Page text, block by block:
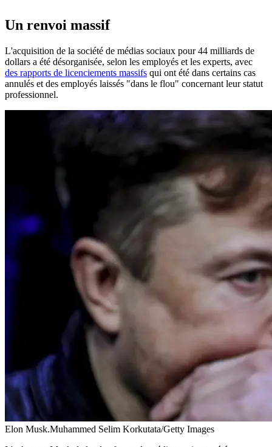
Un renvoi massif
L'acquisition de la société de médias sociaux pour 44 milliards de
dollars a été désorganisée, selon les employés et les experts, avec
des rapports de licenciements massifs qui ont été dans certains cas
annulés et des employés laissés "dans le flou" concernant leur statut
professionnel.
Elon Musk.Muhammed Selim Korkutata/Getty Images